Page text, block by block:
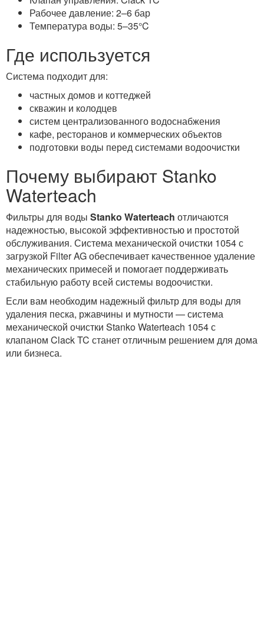
Рабочее давление: 2–6 бар
Температура воды: 5–35°C
Где используется
Система подходит для:
частных домов и коттеджей
скважин и колодцев
систем централизованного водоснабжения
кафе, ресторанов и коммерческих объектов
подготовки воды перед системами водоочистки
Почему выбирают Stanko
Waterteach
Фильтры для воды Stanko Waterteach отличаются
надежностью, высокой эффективностью и простотой
обслуживания. Система механической очистки 1054 с
загрузкой Filter AG обеспечивает качественное удаление
механических примесей и помогает поддерживать
стабильную работу всей системы водоочистки.
Если вам необходим надежный фильтр для воды для
удаления песка, ржавчины и мутности — система
механической очистки Stanko Waterteach 1054 с
клапаном Clack TC станет отличным решением для дома
или бизнеса.